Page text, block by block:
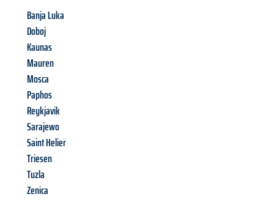
Banja Luka
Doboj
Kaunas
Mauren
Mosca
Paphos
Reykjavik
Sarajewo
Saint Helier
Triesen
Tuzla
Zenica